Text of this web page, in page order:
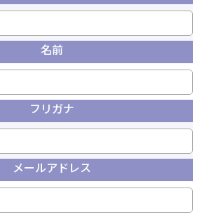
名前
フリガナ
メールアドレス